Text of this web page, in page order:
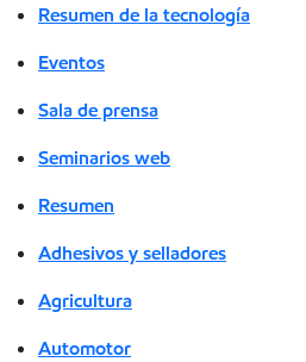
Resumen de la tecnología
Eventos
Sala de prensa
Seminarios web
Resumen
Adhesivos y selladores
Agricultura
Automotor